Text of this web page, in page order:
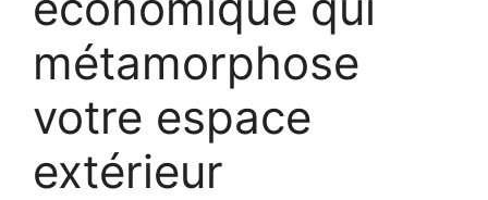
métamorphose
votre espace
extérieur